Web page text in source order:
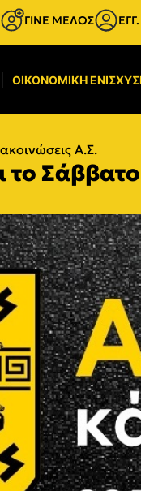
ΓΙΝΕ ΜΕΛΟΣ
ΟΙΚΟΝΟΜΙΚΉ
Α.Σ.
το